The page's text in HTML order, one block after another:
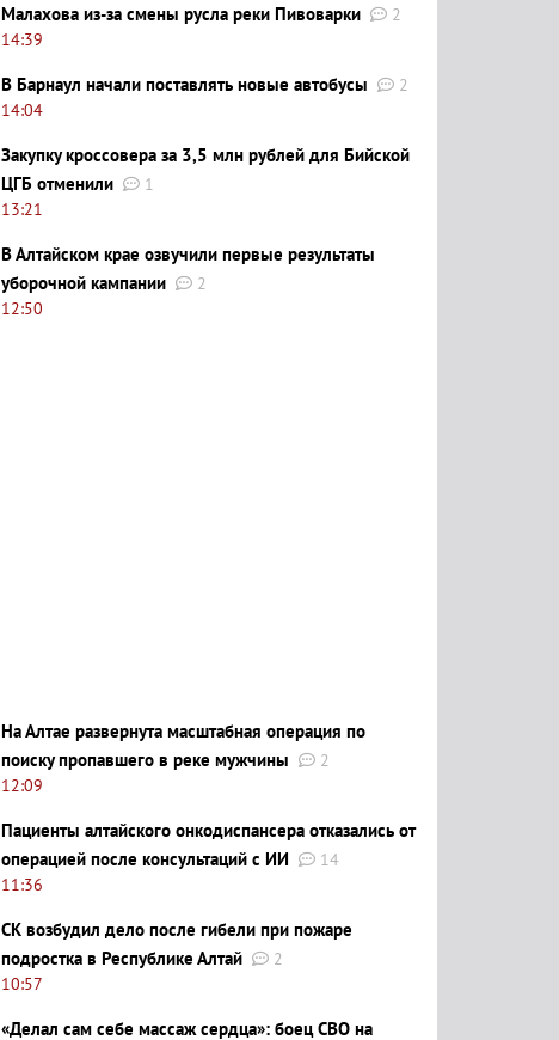
Малахова из-за смены русла реки Пивоварки
2
14:39
В Барнаул начали поставлять новые автобусы
2
14:04
Закупку кроссовера за 3,5 млн рублей для Бийской
ЦГБ отменили
1
13:21
В Алтайском крае озвучили первые результаты
уборочной кампании
2
12:50
На Алтае развернута масштабная операция по
поиску пропавшего в реке мужчины
2
12:09
Пациенты алтайского онкодиспансера отказались от
операцией после консультаций с ИИ
14
11:36
СК возбудил дело после гибели при пожаре
подростка в Республике Алтай
2
10:57
«Делал сам себе массаж сердца»: боец СВО на